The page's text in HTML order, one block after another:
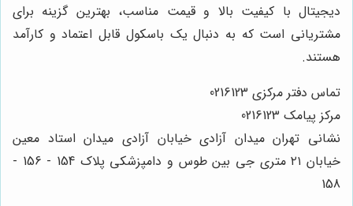
دیجیتال با کیفیت بالا و قیمت مناسب، بهترین گزینه برای
مشتریانی است که به دنبال یک باسکول قابل اعتماد و کارآمد
هستند.
تماس دفتر مرکزی 0216123
مرکز پیامک 0216123
نشانی تهران میدان آزادی خیابان آزادی میدان استاد معین
خیابان ۲۱ متری جی بین طوس و دامپزشکی پلاک 154 - 156 -
158